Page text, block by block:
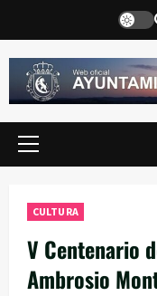
contenido
Menú
CULTURA
V Centenario
Ambrosio